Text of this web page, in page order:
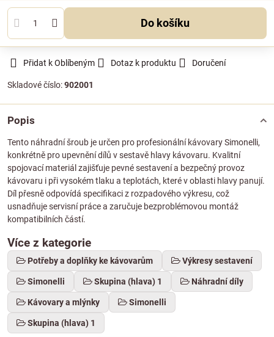
Do košíku
Přidat k Oblíbeným Dotaz k produktu Doručení
Skladové číslo:902001
Popis
Tento náhradní šroub je určen pro profesionální kávovary Simonelli,
konkrétně pro upevnění dílů v sestavě hlavy kávovaru. Kvalitní
spojovací materiál zajišťuje pevné sestavení a bezpečný provoz
kávovaru i při vysokém tlaku a teplotách, které v oblasti hlavy panují.
Díl přesně odpovídá specifikaci z rozpadového výkresu, což
usnadňuje servisní práce a zaručuje bezproblémovou montáž
kompatibilních částí.
Více z kategorie
Potřeby a doplňky ke kávovarům Výkresy sestavení
Simonelli Skupina (hlava) 1 Náhradní díly
Kávovary a mlýnky Simonelli
Skupina (hlava) 1